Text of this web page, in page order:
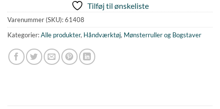
Tilføj til ønskeliste
Varenummer (SKU):61408
Kategorier:Alle produkter, Håndværktøj, Mønsterruller og Bogstaver